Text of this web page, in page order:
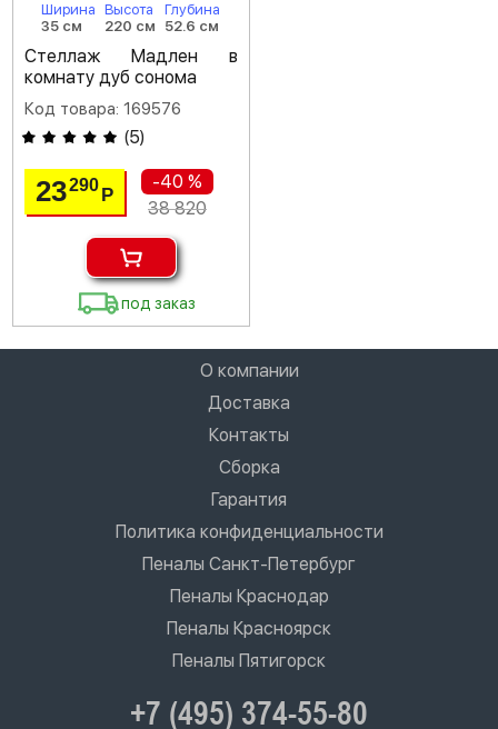
Ширина
35 см
Высота
220 см
Глубина
52.6 см
Стеллаж Мадлен в
комнату дуб сонома
Код товара: 169576
(5)
23290Р
-40 %
38 820
под заказ
О компании
Доставка
Контакты
Сборка
Гарантия
Политика конфиденциальности
Пеналы Санкт-Петербург
Пеналы Краснодар
Пеналы Красноярск
Пеналы Пятигорск
+7 (495) 374-55-80